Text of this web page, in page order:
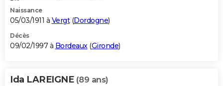
Naissance
05/03/1911 à Vergt(Dordogne)
Décès
09/02/1997 à Bordeaux(Gironde)
Ida LAREIGNE (89 ans)